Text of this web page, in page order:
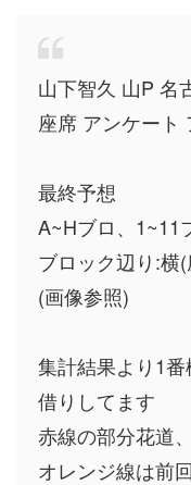
山下智久 山P 名
座席 アンケート
最終予想
A~Hブロ、1~11
ブロック辺り:横
(画像参照)
集計結果より1
借りしてます
赤線の部分花道
オレンジ線は前